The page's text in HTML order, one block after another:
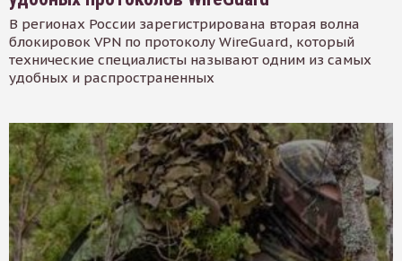
В регионах России зарегистрирована вторая волна
блокировок VPN по протоколу WireGuard, который
технические специалисты называют одним из самых
удобных и распространенных